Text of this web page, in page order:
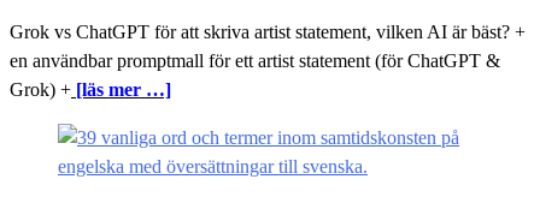
Grok vs ChatGPT för att skriva artist statement, vilken AI är bäst? +
en användbar promptmall för ett artist statement (för ChatGPT &
Grok) + [läs mer …]